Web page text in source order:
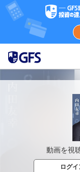
動画を視
ログイ